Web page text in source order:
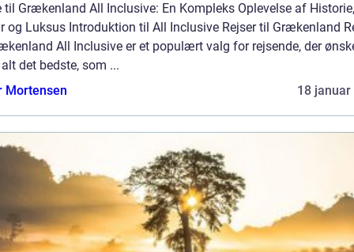
til Grækenland All Inclusive: En Kompleks Oplevelse af Historie,
og Luksus Introduktion til All Inclusive Rejser til Grækenland
All Inclusive er et populært valg for rejsende, der
det bedste, som ...
Mortensen
18 januar